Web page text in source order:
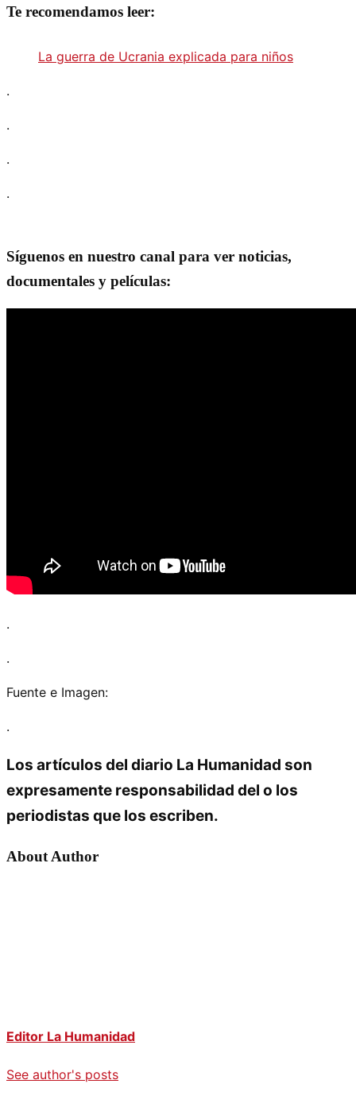
Te recomendamos leer:
La guerra de Ucrania explicada para niños
.
.
.
.
Síguenos en nuestro canal para ver noticias,
documentales y películas:
.
.
Fuente e Imagen:
.
Los artículos del diario La Humanidad son
expresamente responsabilidad del o los
periodistas que los escriben.
About Author
Editor La Humanidad
See author's posts